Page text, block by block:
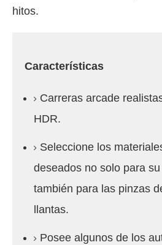
hitos.
Características
Carreras arcade
HDR.
Seleccione los
deseados no solo para
también para las pinzas
llantas.
Posee algunos de los